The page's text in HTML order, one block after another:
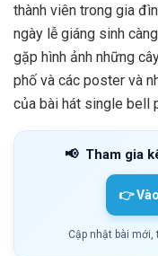
thành viên trong gia
ngày lễ giáng sinh
gặp hình ảnh những
phố và các poster và
của bài hát single bell
📢 Tham gia
👉
Cập nhật bài